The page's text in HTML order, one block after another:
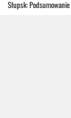
Słupsk: Podsumowanie